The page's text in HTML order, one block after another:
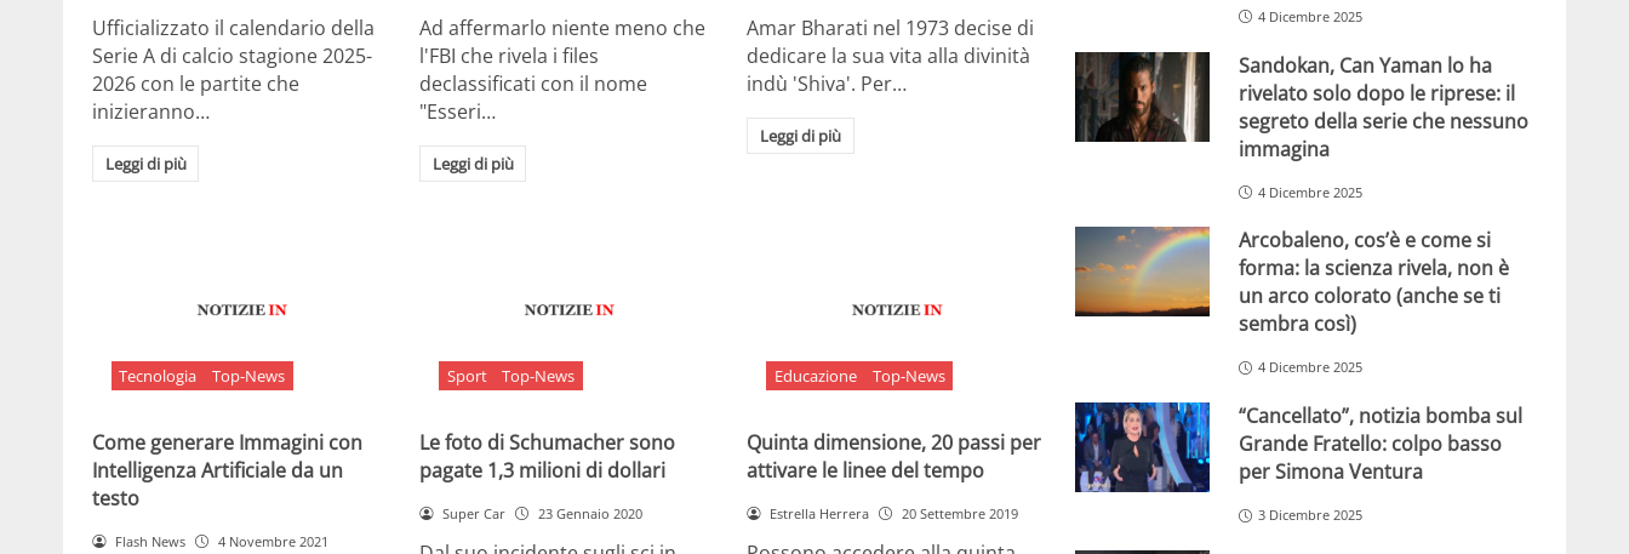
Ufficializzato il calendario della
Serie A di calcio stagione 2025-
2026 con le partite che
inizieranno…
Leggi di più
Ad affermarlo niente meno che
l'FBI che rivela i files
declassificati con il nome
"Esseri…
Leggi di più
Amar Bharati nel 1973 decise di
dedicare la sua vita alla divinità
indù 'Shiva'. Per…
Leggi di più
Tecnologia Top-News
Come generare Immagini con
Intelligenza Artificiale da un
testo
Flash News 4 Novembre 2021
Sport Top-News
Le foto di Schumacher sono
pagate 1,3 milioni di dollari
Super Car 23 Gennaio 2020
Educazione Top-News
Quinta dimensione, 20 passi per
attivare le linee del tempo
Estrella Herrera 20 Settembre 2019
4 Dicembre 2025
Sandokan, Can Yaman lo ha
rivelato solo dopo le riprese: il
segreto della serie che nessuno
immagina
4 Dicembre 2025
Arcobaleno, cos’è e come si
forma: la scienza rivela, non è
un arco colorato (anche se ti
sembra così)
4 Dicembre 2025
“Cancellato”, notizia bomba sul
Grande Fratello: colpo basso
per Simona Ventura
3 Dicembre 2025